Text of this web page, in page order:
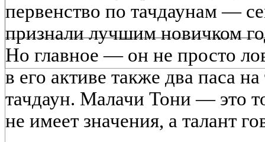
первенство по тачдаунам —
признали лучшим новичком
Но главное — он не просто
в его активе также два паса
тачдаун. Малачи Тони — это
не имеет значения, а талант